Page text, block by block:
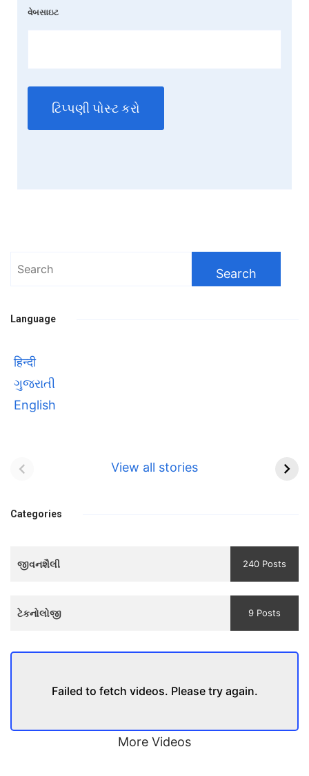
વેબસાઇટ
Search
Language
हिन्दी
ગુજરાતી
English
View all stories
bhulaiyaa
Teaser
Teaser and Trailer
फुले(Savitribai
Categories
જીવનશૈલી 240 Posts
ટેકનોલોજી 9 Posts
Failed to fetch videos. Please try again.
More Videos